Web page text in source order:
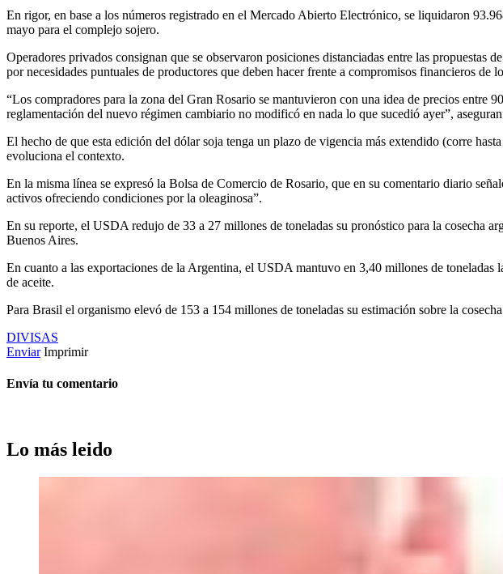
En rigor, en base a los números registrado en el Mercado Abierto Electrónico, se liquidaron
mayo para el complejo sojero.
Operadores privados consignan que se observaron posiciones distanciadas entre las
por necesidades puntuales de productores que deben hacer frente a compromisos financieros
“Los compradores para la zona del Gran Rosario se mantuvieron con una idea de precios entre
reglamentación del nuevo régimen cambiario no modificó en nada lo que sucedió ayer”,
El hecho de que esta edición del dólar soja tenga un plazo de vigencia más extendido (corre
evoluciona el contexto.
En la misma línea se expresó la Bolsa de Comercio de Rosario, que en su comentario diario
activos ofreciendo condiciones por la oleaginosa”.
En su reporte, el USDA redujo de 33 a 27 millones de toneladas su pronóstico para la cosecha
Buenos Aires.
En cuanto a las exportaciones de la Argentina, el USDA mantuvo en 3,40 millones de
de aceite.
Para Brasil el organismo elevó de 153 a 154 millones de toneladas su estimación sobre la
DIVISAS
Enviar Imprimir
Envía tu comentario
Lo más leido